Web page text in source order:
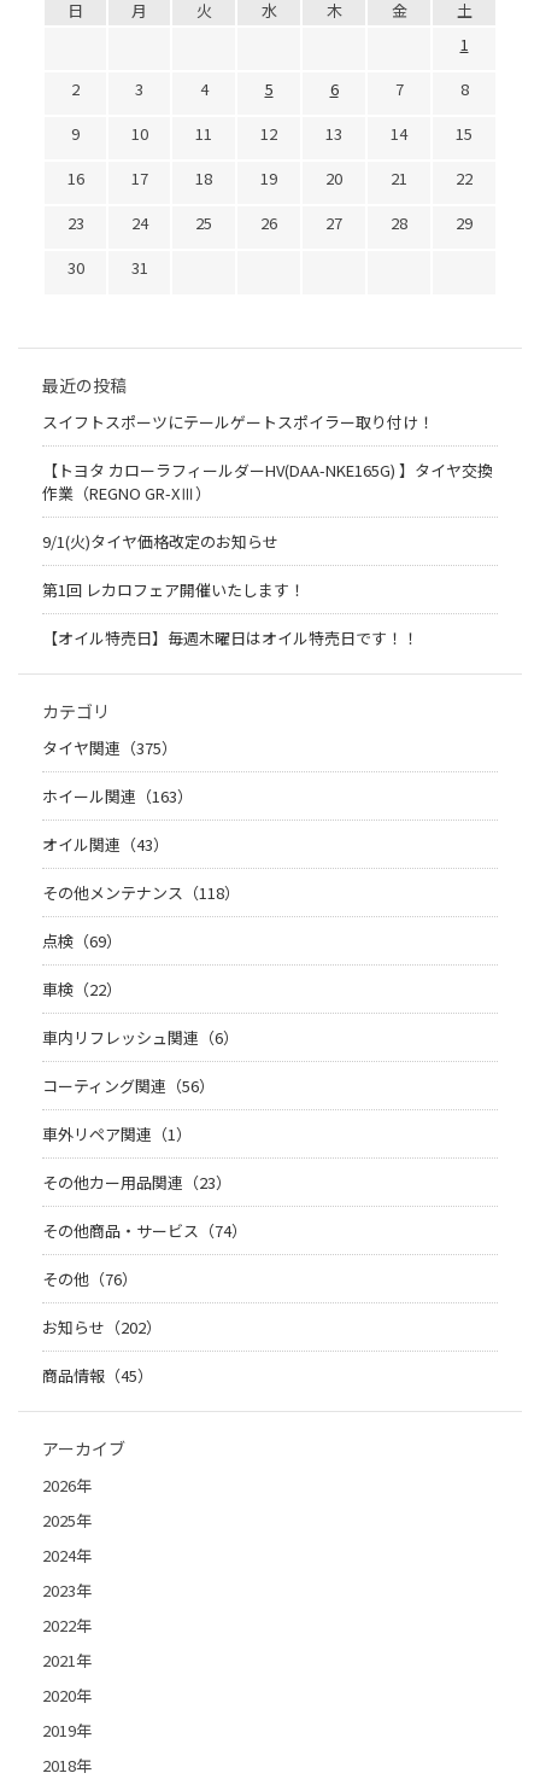
日 月 火 水 木 金
土
1
2
3 4 5 6 7
8
9
10 11 12 13 14
15
16
17 18 19 20 21
22
23
24 25 26 27 28
29
30
31
最近の投稿
スイフトスポーツにテールゲートスポイラー取り付け！
【トヨタ カローラフィールダーHV(DAA-NKE165G) 】タイヤ交換
作業（REGNO GR-XⅢ）
9/1(火)タイヤ価格改定のお知らせ
第1回 レカロフェア開催いたします！
【オイル特売日】毎週木曜日はオイル特売日です！！
カテゴリ
タイヤ関連（375）
ホイール関連（163）
オイル関連（43）
その他メンテナンス（118）
点検（69）
車検（22）
車内リフレッシュ関連（6）
コーティング関連（56）
車外リペア関連（1）
その他カー用品関連（23）
その他商品・サービス（74）
その他（76）
お知らせ（202）
商品情報（45）
アーカイブ
2026年
2025年
2024年
2023年
2022年
2021年
2020年
2019年
2018年